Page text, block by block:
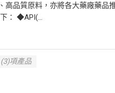
高品質原料，亦將各大藥廠藥品
： ◆API(...
(3)項產品